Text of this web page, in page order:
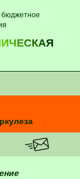
бюджетное